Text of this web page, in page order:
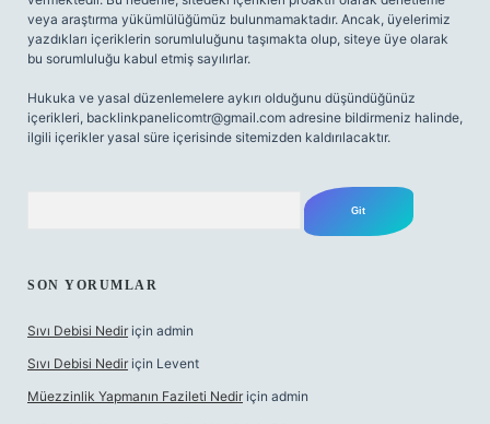
veya araştırma yükümlülüğümüz bulunmamaktadır. Ancak, üyelerimiz
yazdıkları içeriklerin sorumluluğunu taşımakta olup, siteye üye olarak
bu sorumluluğu kabul etmiş sayılırlar.
Hukuka ve yasal düzenlemelere aykırı olduğunu düşündüğünüz
içerikleri, backlinkpanelicomtr@gmail.com adresine bildirmeniz halinde,
ilgili içerikler yasal süre içerisinde sitemizden kaldırılacaktır.
SON YORUMLAR
Sıvı Debisi Nedir için admin
Sıvı Debisi Nedir için Levent
Müezzinlik Yapmanın Fazileti Nedir için admin